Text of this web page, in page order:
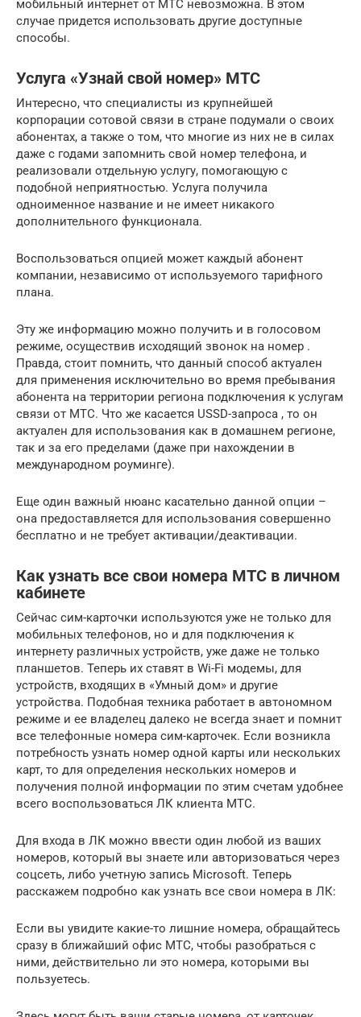
мобильный интернет от МТС невозможна. В этом
случае придется использовать другие доступные
способы.
Услуга «Узнай свой номер» МТС
Интересно, что специалисты из крупнейшей
корпорации сотовой связи в стране подумали о своих
абонентах, а также о том, что многие из них не в силах
даже с годами запомнить свой номер телефона, и
реализовали отдельную услугу, помогающую с
подобной неприятностью. Услуга получила
одноименное название и не имеет никакого
дополнительного функционала.
Воспользоваться опцией может каждый абонент
компании, независимо от используемого тарифного
плана.
Эту же информацию можно получить и в голосовом
режиме, осуществив исходящий звонок на номер .
Правда, стоит помнить, что данный способ актуален
для применения исключительно во время пребывания
абонента на территории региона подключения к услугам
связи от МТС. Что же касается USSD-запроса , то он
актуален для использования как в домашнем регионе,
так и за его пределами (даже при нахождении в
международном роуминге).
Еще один важный нюанс касательно данной опции –
она предоставляется для использования совершенно
бесплатно и не требует активации/деактивации.
Как узнать все свои номера МТС в личном
кабинете
Сейчас сим-карточки используются уже не только для
мобильных телефонов, но и для подключения к
интернету различных устройств, уже даже не только
планшетов. Теперь их ставят в Wi-Fi модемы, для
устройств, входящих в «Умный дом» и другие
устройства. Подобная техника работает в автономном
режиме и ее владелец далеко не всегда знает и помнит
все телефонные номера сим-карточек. Если возникла
потребность узнать номер одной карты или нескольких
карт, то для определения нескольких номеров и
получения полной информации по этим счетам удобнее
всего воспользоваться ЛК клиента МТС.
Для входа в ЛК можно ввести один любой из ваших
номеров, который вы знаете или авторизоваться через
соцсеть, либо учетную запись Microsoft. Теперь
расскажем подробно как узнать все свои номера в ЛК:
Если вы увидите какие-то лишние номера, обращайтесь
сразу в ближайший офис МТС, чтобы разобраться с
ними, действительно ли это номера, которыми вы
пользуетесь.